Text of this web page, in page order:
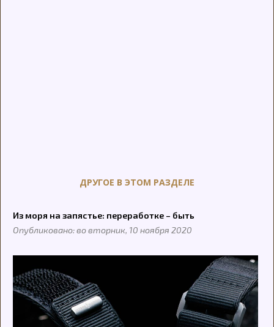
ДРУГОЕ В ЭТОМ РАЗДЕЛЕ
Из моря на запястье: переработке – быть
Опубликовано: во вторник, 10 ноября 2020